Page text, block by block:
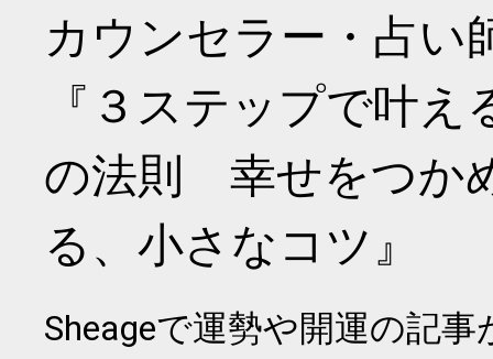
カウンセラー・占い
『３ステップで叶
の法則 幸せをつか
る、小さなコツ』
Sheageで運勢や開運の記